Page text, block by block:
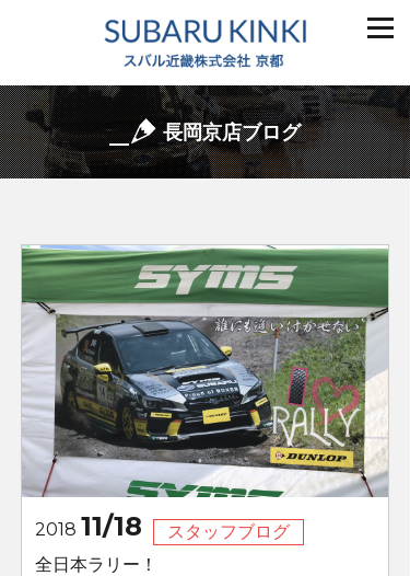
長岡京店ブログ
2018 11/18
スタッフブログ
全日本ラリー！